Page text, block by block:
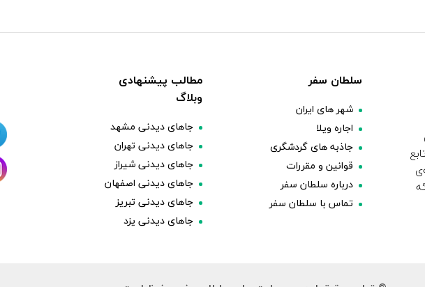
سلطان سفر
شهر های ایران
اجاره ویلا
جاذبه های گردشگری
قوانین و مقررات
درباره سلطان سفر
تماس با سلطان سفر
مطالب پیشنهادی
وبلاگ
جاهای دیدنی مشهد
جاهای دیدنی تهران
جاهای دیدنی شیراز
جاهای دیدنی اصفهان
جاهای دیدنی تبریز
جاهای دیدنی یزد